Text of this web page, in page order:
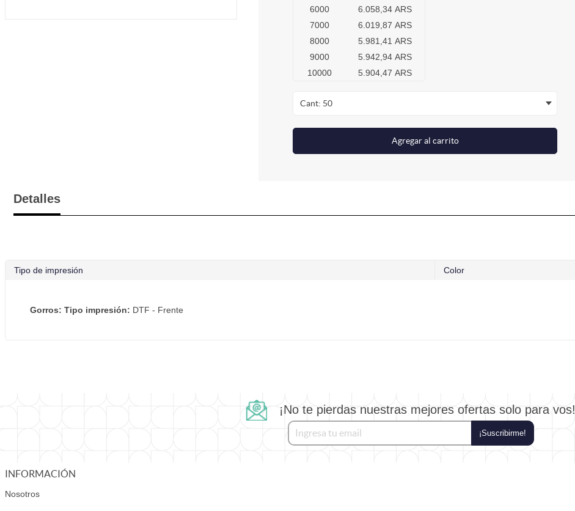
6000
6.058,34 ARS
7000
6.019,87 ARS
8000
5.981,41 ARS
9000
5.942,94 ARS
10000
5.904,47 ARS
Cant: 50
Agregar al carrito
Detalles
Tipo de impresión Color
Gorros: Tipo impresión: DTF - Frente
¡No te pierdas nuestras mejores ofertas solo para vos!
¡Suscribirme!
INFORMACIÓN
Nosotros